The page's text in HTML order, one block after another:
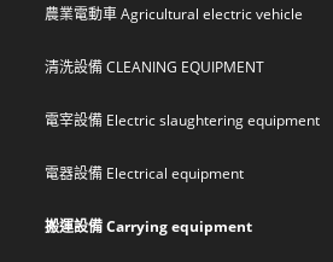
農業電動車 Agricultural electric vehicle
清洗設備 CLEANING EQUIPMENT
電宰設備 Electric slaughtering equipment
電器設備 Electrical equipment
搬運設備 Carrying equipment